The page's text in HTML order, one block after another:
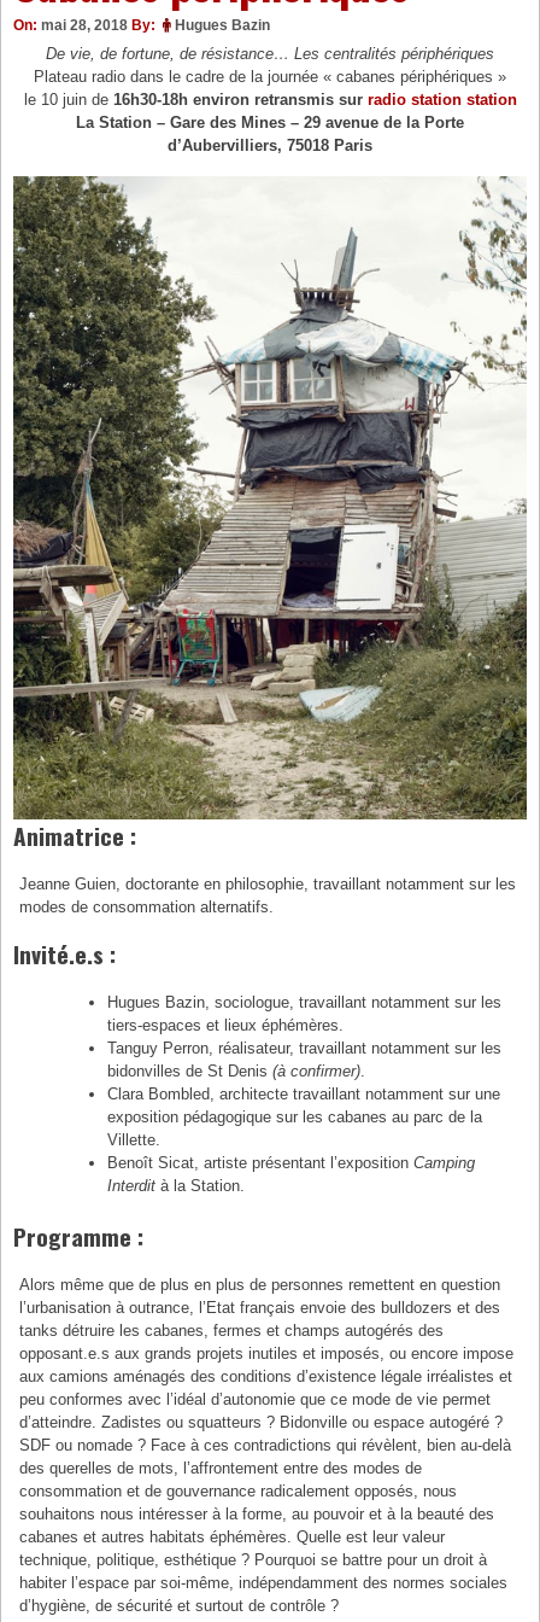
On: mai 28, 2018 By: Hugues Bazin
De vie, de fortune, de résistance… Les centralités périphériques
Plateau radio dans le cadre de la journée « cabanes périphériques »
le 10 juin de 16h30-18h environ retransmis sur radio station station
La Station – Gare des Mines – 29 avenue de la Porte
d’Aubervilliers, 75018 Paris
Animatrice :
Jeanne Guien, doctorante en philosophie, travaillant notamment sur les
modes de consommation alternatifs.
Invité.e.s :
Hugues Bazin, sociologue, travaillant notamment sur les
tiers-espaces et lieux éphémères.
Tanguy Perron, réalisateur, travaillant notamment sur les
bidonvilles de St Denis(à confirmer)
Clara Bombled, architecte travaillant notamment sur une
exposition pédagogique sur les cabanes au parc de la
Villette.
Benoît Sicat, artiste présentant l’expositionCamping
Interdit à la Station.
Programme :
Alors même que de plus en plus de personnes remettent en question
l’urbanisation à outrance, l’Etat français envoie des bulldozers et des
tanks détruire les cabanes, fermes et champs autogérés des
opposant.e.s aux grands projets inutiles et imposés, ou encore impose
aux camions aménagés des conditions d’existence légale irréalistes et
peu conformes avec l’idéal d’autonomie que ce mode de vie permet
d’atteindre. Zadistes ou squatteurs ? Bidonville ou espace autogéré ?
SDF ou nomade ? Face à ces contradictions qui révèlent, bien au-delà
des querelles de mots, l’affrontement entre des modes de
consommation et de gouvernance radicalement opposés, nous
souhaitons nous intéresser à la forme, au pouvoir et à la beauté des
cabanes et autres habitats éphémères. Quelle est leur valeur
technique, politique, esthétique ? Pourquoi se battre pour un droit à
habiter l’espace par soi-même, indépendamment des normes sociales
d’hygiène, de sécurité et surtout de contrôle ?